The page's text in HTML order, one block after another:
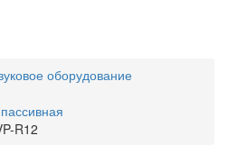
оборудование
R12